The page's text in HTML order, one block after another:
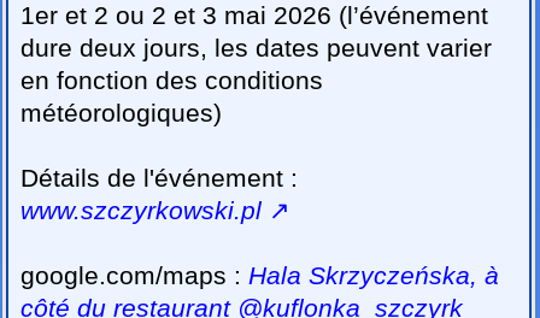
1er et 2 ou 2 et 3 mai 2026 (l’événement
dure deux jours, les dates peuvent varier
en fonction des conditions
météorologiques)
Détails de l'événement :
www.szczyrkowski.pl ↗
google.com/maps :Hala Skrzyczeńska, à
côté du restaurant @kuflonka_szczyrk